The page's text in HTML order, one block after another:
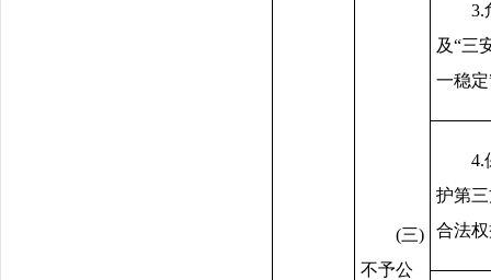
(三)
不予公
3.
及“三
一稳定
4.
护第
合法